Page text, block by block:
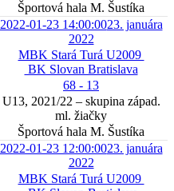
Športová hala M. Šustíka
2022-01-23 14:00:0023. januára
2022
MBK Stará Turá U2009
BK Slovan Bratislava
68 - 13
U13, 2021/22 – skupina západ.
ml. žiačky
Športová hala M. Šustíka
2022-01-23 12:00:0023. januára
2022
MBK Stará Turá U2009